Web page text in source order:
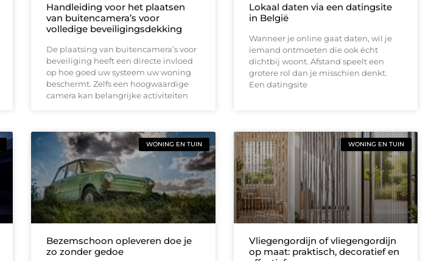
Handleiding voor het plaatsen
van buitencamera’s voor
volledige beveiligingsdekking
De plaatsing van buitencamera’s voor
beveiliging heeft een directe invloed
op hoe goed uw systeem uw woning
beschermt. Zelfs een hoogwaardige
camera kan belangrijke activiteiten
Lokaal daten via een datingsite
in België
Wanneer je online gaat daten, wil je
iemand ontmoeten die ook écht
dichtbij woont. Afstand speelt een
grotere rol dan je misschien denkt.
Een datingsite
WONING EN TUIN
Bezemschoon opleveren doe je
zo zonder gedoe
WONING EN TUIN
Vliegengordijn of vliegengordijn
op maat: praktisch, decoratief en